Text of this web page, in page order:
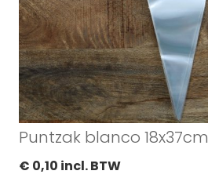
Puntzak blanco 18x37cm
€ 0,10 incl. BTW